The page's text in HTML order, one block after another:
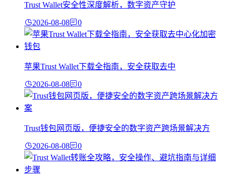
Trust Wallet安全性深度解析，数字资产守护
2026-08-08 0
苹果Trust Wallet下载全指南，安全获取去中
2026-08-08 0
Trust钱包网页版，便捷安全的数字资产跨场景解决方
2026-08-08 0